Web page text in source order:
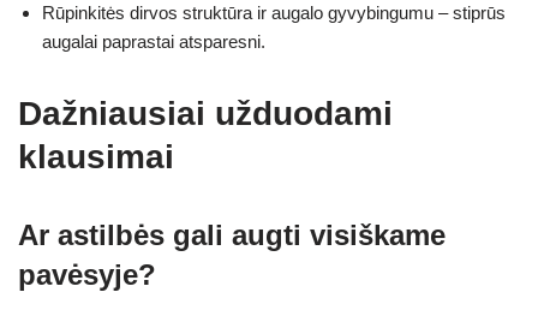
Rūpinkitės dirvos struktūra ir augalo gyvybingumu – stiprūs
augalai paprastai atsparesni.
Dažniausiai užduodami
klausimai
Ar astilbės gali augti visiškame
pavėsyje?